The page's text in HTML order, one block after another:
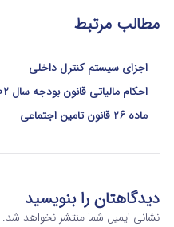
مطالب مرتبط
اجزای سیستم کنترل داخلی
احکام مالیاتی قانون بودجه سال 1402
ماده 26 قانون تامین اجتماعی
دیدگاهتان را بنویسید
نشانی ایمیل شما منتشر نخواهد شد.